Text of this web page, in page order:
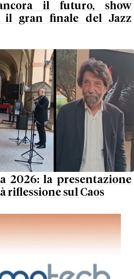
il futuro, show
il gran finale del Jazz
2026: la presentazione
riflessione sul Caos